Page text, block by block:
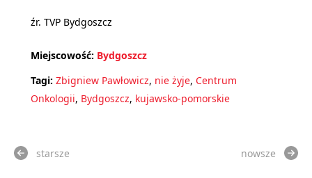
źr. TVP Bydgoszcz
Miejscowość: Bydgoszcz
Tagi: Zbigniew Pawłowicz, nie żyje, Centrum
Onkologii, Bydgoszcz, kujawsko-pomorskie
starsze nowsze